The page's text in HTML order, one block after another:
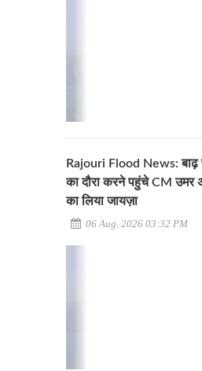
Rajouri Flood News: बाढ़
का दौरा करने पहुंचे CM उमर
का लिया जायज़ा
06 Aug, 2026 03:32 PM